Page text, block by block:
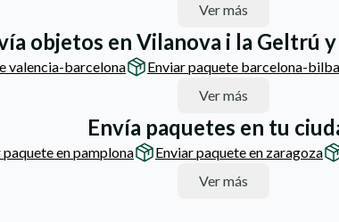
Ver más
objetos en Vilanova i la Geltrú y
valencia-barcelona Enviar paquete barcelona-
Ver más
Envía paquetes en tu
paquete en pamplona Enviar paquete en zaragoza
Ver más